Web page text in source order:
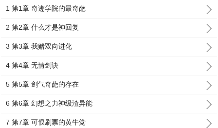
1 第1章 奇迹学院的最奇葩
2 第2章 什么才是神回复
3 第3章 我赌双向进化
4 第4章 无情剑诀
5 第5章 剑气奇葩的存在
6 第6章 幻想之力神级渣异能
7 第7章 可恨刷票的黄牛党